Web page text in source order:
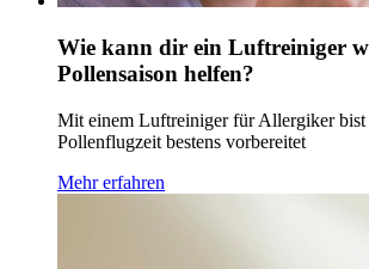
Wie kann dir ein Luftreiniger
Pollensaison helfen?
Mit einem Luftreiniger für Allergiker bist
Pollenflugzeit bestens vorbereitet
Mehr erfahren